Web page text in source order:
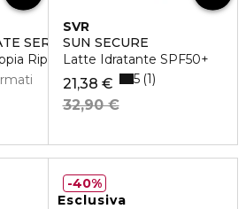
SERUM
Riparazione
SVR
SUN SECURE
Latte Idratante SPF50+
21,38 €
32,90 €
5 1
Esclusiva
40%